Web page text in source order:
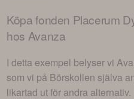
Köpa fonden Placerum
hos Avanza
I detta exempel belyser vi
som vi på Börskollen själva
likartad ut för andra